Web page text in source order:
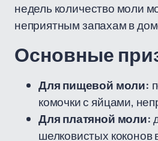
недель количество моли
неприятным запахам в
Основные
Для пищевой моли:
комочки с яйцами,
Для платяной моли:
шелковистых коконов